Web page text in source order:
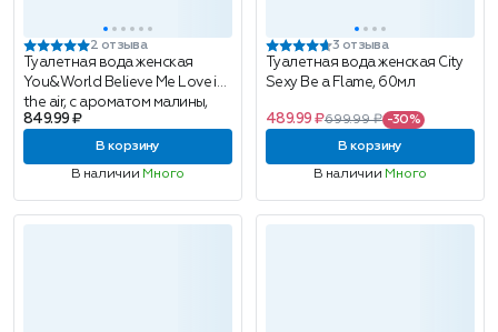
2 отзыва
Туалетная вода женская
You&World Believe Me Love in
the air, с ароматом малины,
50мл
849.99 ₽
В корзину
В наличии Много
3 отзыва
Туалетная вода женская City
Sexy Be a Flame, 60мл
489.99 ₽699.99 ₽ -30%
В корзину
В наличии Много